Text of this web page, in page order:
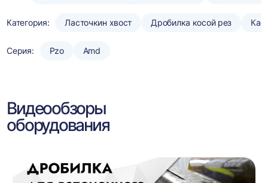
Категория: Ласточкин хвост Дробилка косой рез
Серия: Pzo Amd
Видеообзоры
оборудования